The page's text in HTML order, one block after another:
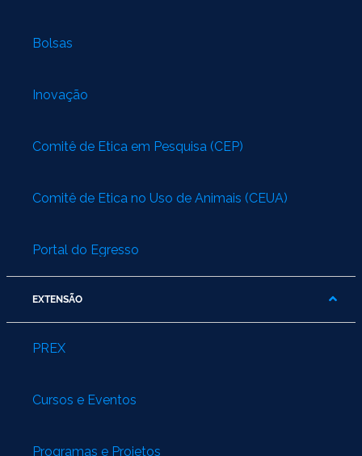
Bolsas
Inovação
Comitê de Ética em Pesquisa (CEP)
Comitê de Ética no Uso de Animais (CEUA)
Portal do Egresso
EXTENSÃO
PREX
Cursos e Eventos
Programas e Projetos